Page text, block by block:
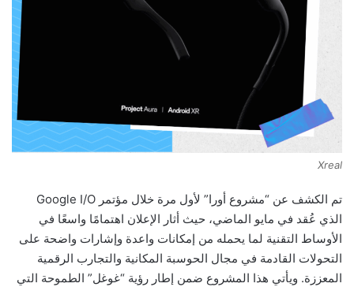
Xreal
تم الكشف عن “مشروع أورا” لأول مرة خلال مؤتمر Google I/O
الذي عُقد في مايو الماضي، حيث أثار الإعلان اهتمامًا واسعًا في
الأوساط التقنية لما يحمله من إمكانات واعدة وإشارات واضحة على
التحولات القادمة في مجال الحوسبة المكانية والتجارب الرقمية
المعززة. ويأتي هذا المشروع ضمن إطار رؤية “غوغل” الطموحة التي